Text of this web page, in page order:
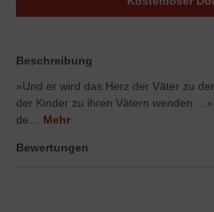
Beschreibung
»Und er wird das Herz der Väter zu
der Kinder zu ihren Vätern wenden
de… Mehr
Bewertungen